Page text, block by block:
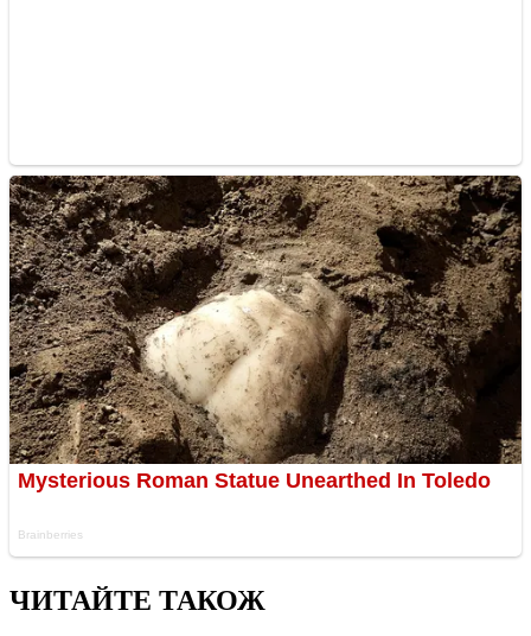
ЧИТАЙТЕ ТАКОЖ